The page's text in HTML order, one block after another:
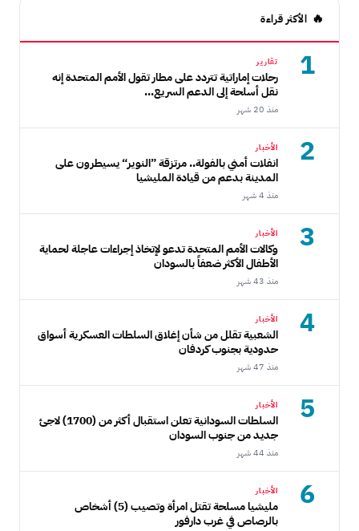
الأكثر قراءة
1 تقارير
رحلات إماراتية تتردد على مطار تقول الأمم المتحدة إنه
نقل أسلحة إلى الدعم السريع...
منذ 20 شهر
2 الأخبار
انفلات أمني بالفولة.. مرتزقة ”النوير“ يسيطرون على
المدينة بدعم من قيادة المليشيا
منذ 4 شهر
3 الأخبار
وكالات الأمم المتحدة تدعو لإتخاذ إجراءات عاجلة لحماية
الأطفال الأكثر ضعفاً بالسودان
منذ 43 شهر
4 الأخبار
الشعبية تقلل من شأن إغلاق السلطات العسكرية أسواق
حدودية بجنوب كردفان
منذ 47 شهر
5 الأخبار
السلطات السودانية تعلن استقبال أكثر من (1700) لاجئ
جديد من جنوب السودان
منذ 44 شهر
6 الأخبار
مليشيا مسلحة تقتل امرأة وتصيب (5) أشخاص
بالرصاص في غرب دارفور